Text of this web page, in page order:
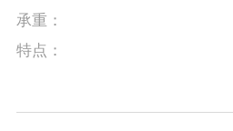
承重：
特点：